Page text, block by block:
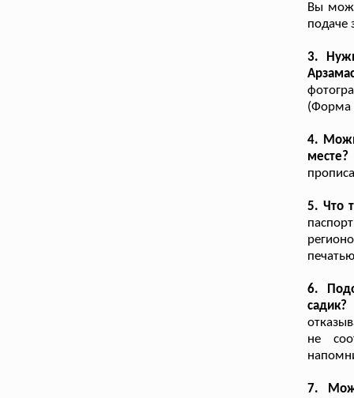
Вы
подаче
3.
(Форма
4.
месте?
5. Что
6.
садик?
не
7.